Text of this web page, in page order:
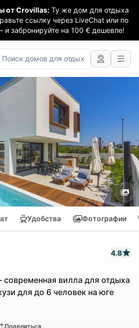
от Crovillas: Ту же дом для отдыха
ссылку через LiveChat или по
и забронируйте на 100 € дешевле!
Удобства Фотографии
4.8
вилла для отдыха
для до 6 человек на юге
Поделиться